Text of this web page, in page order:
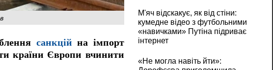
санкцій на імпорт
країни Європи вчинити
М'яч відскакує, як від стіни:
кумедне відео з футбольними
«навичками» Путіна підриває
інтернет
«Не могла навіть йти»: